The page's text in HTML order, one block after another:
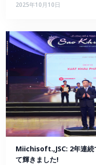
2025年10月10日
Miichisoft.,JSC: 2年連
て輝きました!